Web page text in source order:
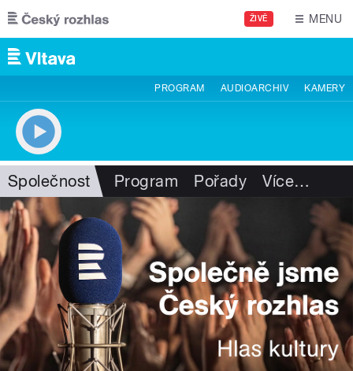
Přejít k hlavnímu obsahu
ŽIVĚ MENU
PROGRAM AUDIOARCHIV KAMERY
Společnost Program Pořady Více…